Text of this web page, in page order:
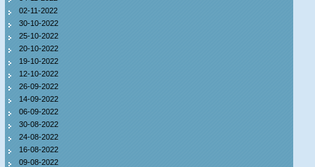
02-11-2022
30-10-2022
25-10-2022
20-10-2022
19-10-2022
12-10-2022
26-09-2022
14-09-2022
06-09-2022
30-08-2022
24-08-2022
16-08-2022
09-08-2022